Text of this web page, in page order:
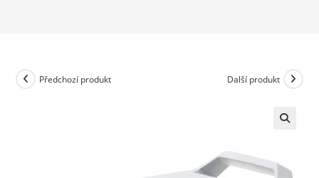
Předchozí produkt Další produkt